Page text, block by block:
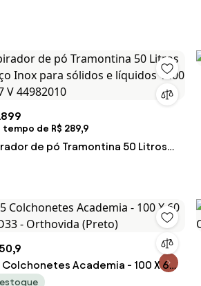
tempo de R$ 289,9
de pó Tramontina 50 Litros
Colchonetes Academia - 100 X 60
D33 - Orthovida (Preto)
estoque